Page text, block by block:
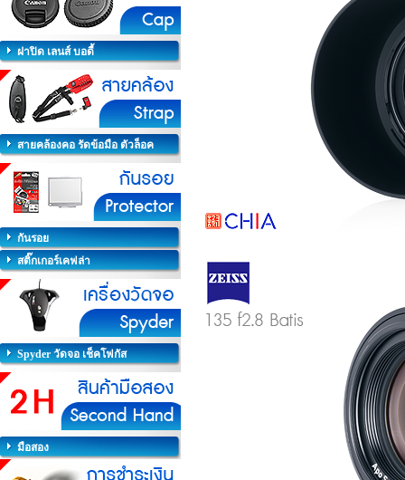
ฝาปิด เลนส์ บอดี้
สายคล้องคอ รัดข้อมือ ตัวล็อค
กันรอย
สติ๊กเกอร์เคฟล่า
Spyder วัดจอ เช็คโฟกัส
มือสอง